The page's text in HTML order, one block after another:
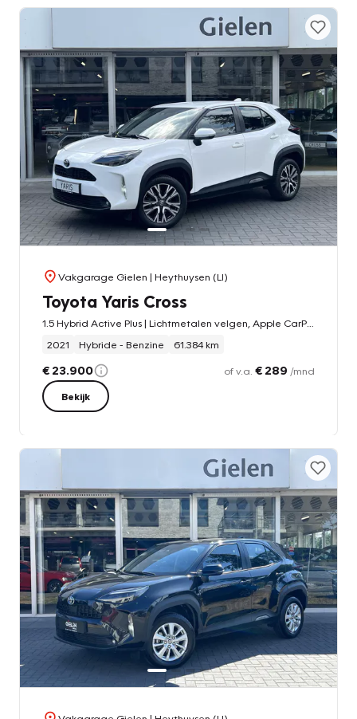
Vakgarage Gielen | Heythuysen (LI)
Toyota Yaris Cross
2021
Hybride - Benzine 61.384 km
€ 23.900 of v.a. € 289 /mnd
Bekijk